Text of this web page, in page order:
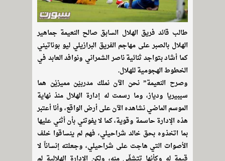
طالب قائد فريق الهلال السابق صالح النعيمة جماهير
الهلال بالصبر على مهاجم الفريق البرازيلي ليو بوناتيني
كما أشاد بتواجد ثنائية ناصر الشمراني ونوافد العابد في
الخطوط الهجومية للهلال.
وصرح النعيمة” نحن الآن نملك مدربيْن مميزيْن هما
سيبيريا ودياز، وما رسمت له إدارة الهلال منذ نهاية
الموسم الماضي نشاهده الآن على أرض الواقع، وأنا أعتبر
هذه الإدارة حاسمة وقوية، كما لا يفوتني بأن أثني عليها
بما اتخذوه بحق خالد شراحيلي، فهم لم ينساقوا خلف
الأصوات التي هاجت على شراحيلي، وجعلته إنساناً لا